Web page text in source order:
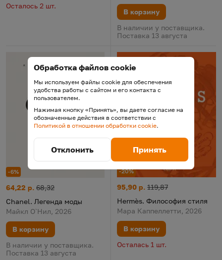
Осталось 2 шт.
В корзину
В наличии у поставщика.
Поставка 13 августа
-6%
Chanel. Легенда моды
Цена:
64,22 р.
Старая цена:
68,32
Chanel. Легенда моды
Майкл О`Нил, 2026
В корзину
В наличии у поставщика.
Поставка 13 августа
-20%
Hermès. Философия стиля
Цена:
95,90 р.
Старая цена:
119,87
Hermès. Философия стиля
Мара Каппеллетти, 2026
В корзину
Осталась 1 шт.
Обработка файлов cookie
Мы используем файлы cookie для обеспечения
удобства работы с сайтом и его контакта с
пользователем.
Нажимая кнопку «Принять», вы даете согласие на
обозначенные действия в соответствии с
Политикой в отношении обработки cookie.
Отклонить Принять